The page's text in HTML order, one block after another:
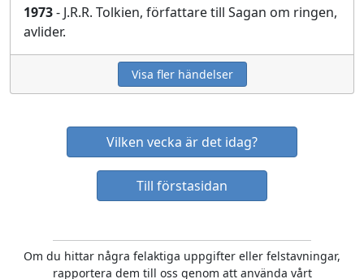
1973- J.R.R. Tolkien, författare till Sagan om ringen,
avlider.
Visa fler händelser
Vilken vecka är det idag?
Till förstasidan
Om du hittar några felaktiga uppgifter eller felstavningar,
rapportera dem till oss genom att använda vårt